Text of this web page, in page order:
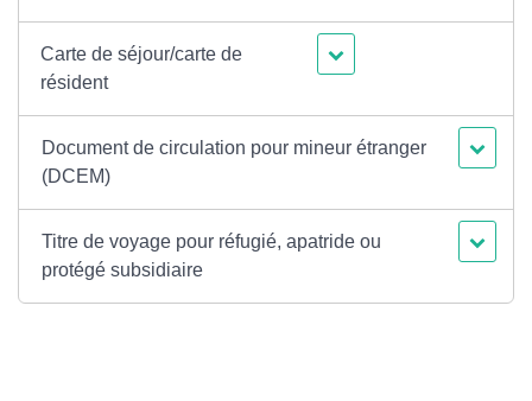
Carte de séjour/carte de
résident
Document de circulation pour mineur étranger
(DCEM)
Titre de voyage pour réfugié, apatride ou
protégé subsidiaire